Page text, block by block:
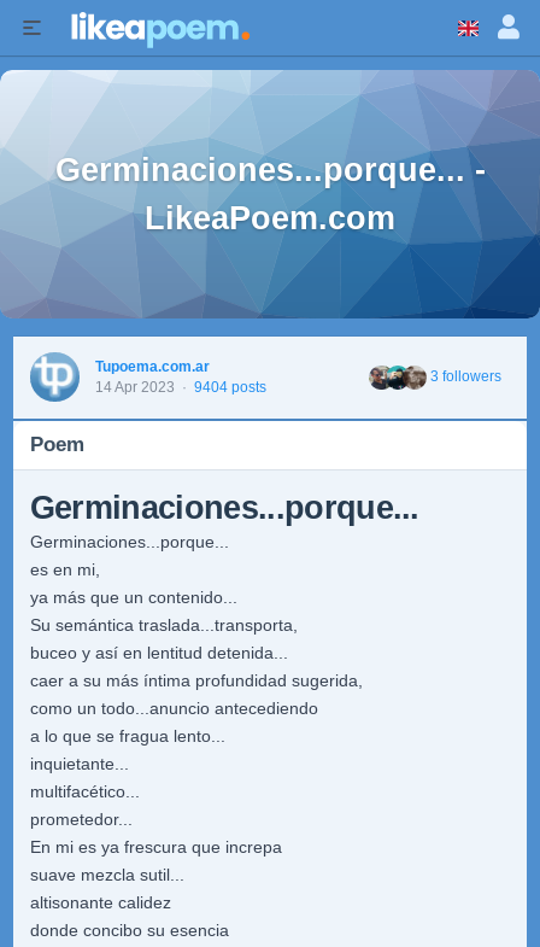
Germinaciones...porque... -
LikeaPoem.com
Tupoema.com.ar
14 Apr 2023 · 9404 posts
3 followers
Poem
Germinaciones...porque...
Germinaciones...porque...
es en mi,
ya más que un contenido...
Su semántica traslada...transporta,
buceo y así en lentitud detenida...
caer a su más íntima profundidad sugerida,
como un todo...anuncio antecediendo
a lo que se fragua lento...
inquietante...
multifacético...
prometedor...
En mi es ya frescura que increpa
suave mezcla sutil...
altisonante calidez
donde concibo su esencia